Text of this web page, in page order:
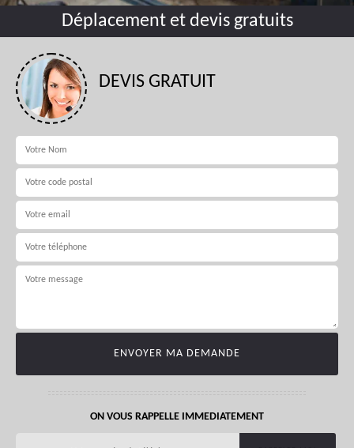
Déplacement et devis gratuits
DEVIS GRATUIT
ON VOUS RAPPELLE IMMEDIATEMENT